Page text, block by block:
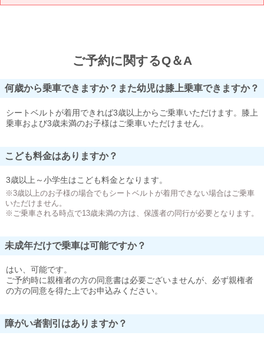
ご予約に関するQ＆A
何歳から乗車できますか？また幼児は膝上乗車できますか？
シートベルトが着用できれば3歳以上からご乗車いただけます。膝上
乗車および3歳未満のお子様はご乗車いただけません。
こども料金はありますか？
3歳以上～小学生はこども料金となります。
※3歳以上のお子様の場合でもシートベルトが着用できない場合はご乗車
いただけません。
※ご乗車される時点で13歳未満の方は、保護者の同行が必要となります。
未成年だけで乗車は可能ですか？
はい、可能です。
ご予約時に親権者の方の同意書は必要ございませんが、必ず親権者
の方の同意を得た上でお申込みください。
障がい者割引はありますか？